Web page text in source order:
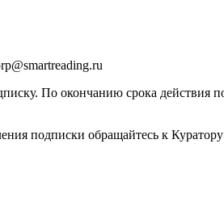
По окончанию срока действия
подписки обращайтесь к